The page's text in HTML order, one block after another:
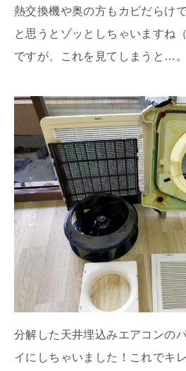
熱交換機や奥の方もカビだらけ
と思うとゾッとしちゃいますね
ですが、これを見てしまうと…
分解した天井埋込みエアコンの
イにしちゃいました！これでキ